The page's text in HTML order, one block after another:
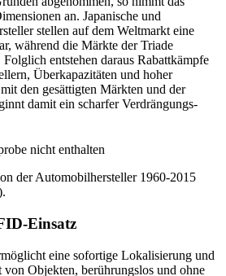
im 20. Jahrhundert aus
abgenommen, so nimmt das
an. Japanische und
stellen auf dem Weltmarkt eine
während die Märkte der Triade
entstehen daraus Rabattkämpfe
Überkapazitäten und hoher
den gesättigten Märkten und der
nicht enthalten
Einsatz